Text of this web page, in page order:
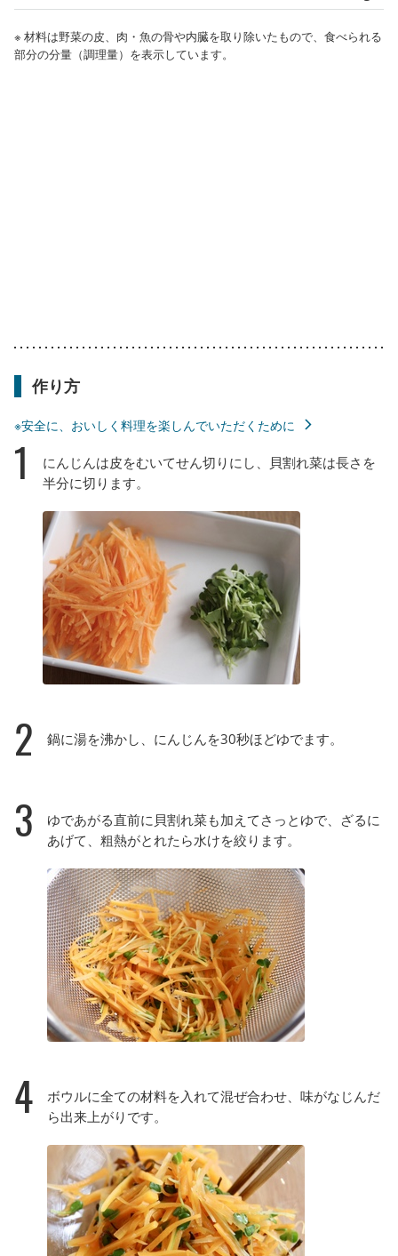
※ 材料は野菜の皮、肉・魚の骨や内臓を取り除いたもので、食べられる
部分の分量（調理量）を表示しています。
作り方
※安全に、おいしく料理を楽しんでいただくために
1
にんじんは皮をむいてせん切りにし、貝割れ菜は長さを
半分に切ります。
2 鍋に湯を沸かし、にんじんを30秒ほどゆでます。
3
ゆであがる直前に貝割れ菜も加えてさっとゆで、ざるに
あげて、粗熱がとれたら水けを絞ります。
4
ボウルに全ての材料を入れて混ぜ合わせ、味がなじんだ
ら出来上がりです。